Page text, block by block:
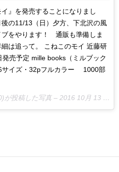
』を発売することになりまし
の11/13（日）夕方、下北沢の風
をやります！ 通販も準備しま
は追って。 こねこのモイ 近藤研
売予定 mille books（ミルブック
イズ・32pフルカラー 1000部
が投稿した写真 – 2016 10月 13 6:36午前 PDT